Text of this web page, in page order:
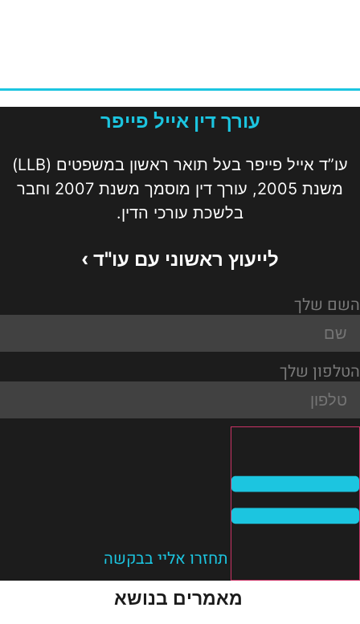
עורך דין אייל פייפר
עו”ד אייל פייפר בעל תואר ראשון במשפטים (LLB)
משנת 2005, עורך דין מוסמך משנת 2007 וחבר
בלשכת עורכי הדין.
לייעוץ ראשוני עם עו"ד ›
השם שלך
הטלפון שלך
תחזרו אליי בבקשה
מאמרים בנושא